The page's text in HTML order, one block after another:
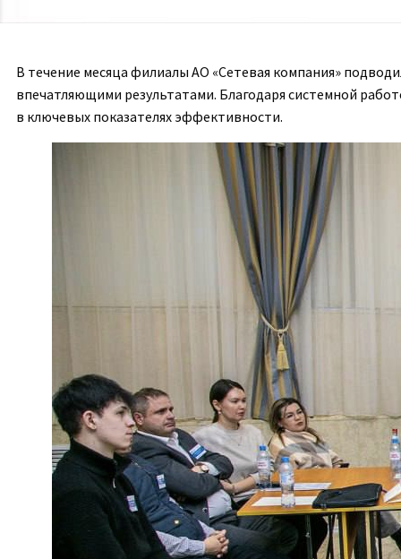
В течение месяца филиалы АО «Сетевая компания»
впечатляющими результатами. Благодаря системной
в ключевых показателях эффективности.